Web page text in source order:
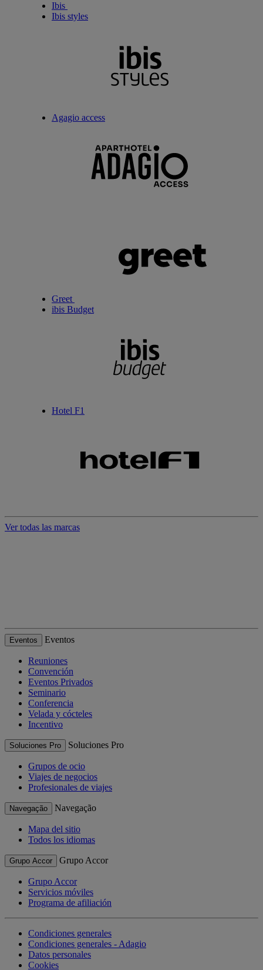
Ibis
Ibis styles
Agagio access
Greet
ibis Budget
Hotel F1
Ver todas las marcas
Eventos Eventos
Reuniones
Convención
Eventos Privados
Seminario
Conferencia
Velada y cócteles
Incentivo
Soluciones Pro Soluciones Pro
Grupos de ocio
Viajes de negocios
Profesionales de viajes
Navegação Navegação
Mapa del sitio
Todos los idiomas
Grupo Accor Grupo Accor
Grupo Accor
Servicios móviles
Programa de afiliación
Condiciones generales
Condiciones generales - Adagio
Datos personales
Cookies